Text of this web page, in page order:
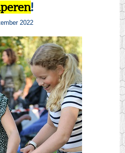
!
2022